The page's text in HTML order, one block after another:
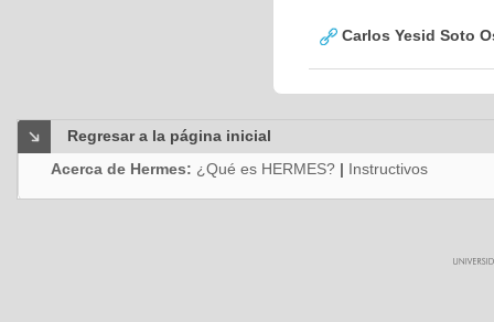
Carlos Yesid Soto
Regresar a la página inicial
Acerca de Hermes: ¿Qué es HERMES? | Instructivos